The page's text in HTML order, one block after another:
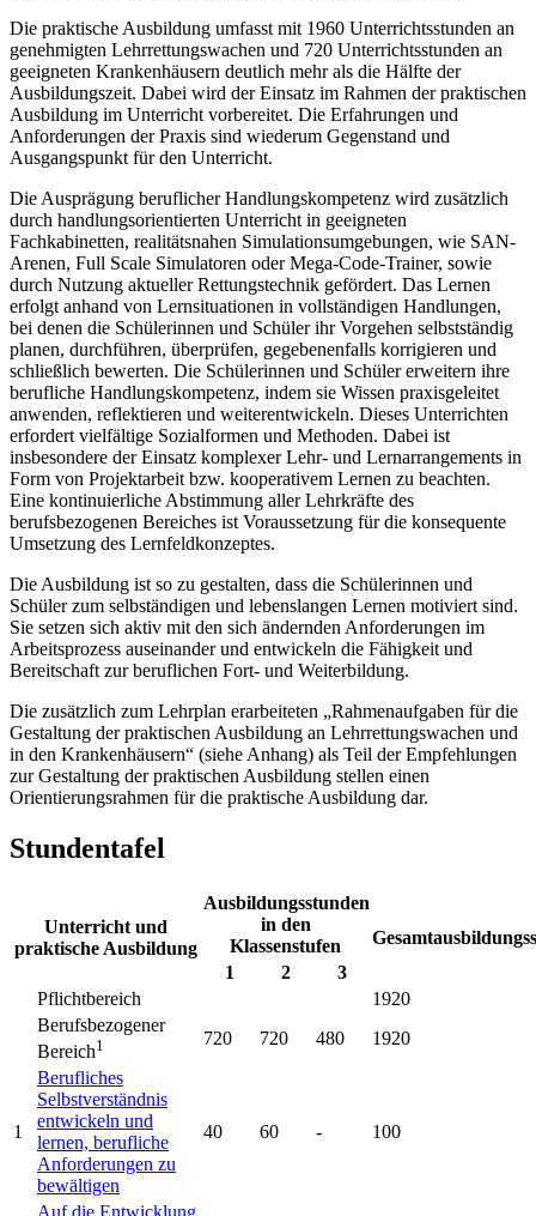
Die praktische Ausbildung umfasst mit 1960 Unterrichtsstunden an
genehmigten Lehrrettungswachen und 720 Unterrichtsstunden an
geeigneten Krankenhäusern deutlich mehr als die Hälfte der
Ausbildungszeit. Dabei wird der Einsatz im Rahmen der praktischen
Ausbildung im Unterricht vorbereitet. Die Erfahrungen und
Anforderungen der Praxis sind wiederum Gegenstand und
Ausgangspunkt für den Unterricht.
Die Ausprägung beruflicher Handlungskompetenz wird zusätzlich
durch handlungsorientierten Unterricht in geeigneten
Fachkabinetten, realitätsnahen Simulationsumgebungen, wie SAN-
Arenen, Full Scale Simulatoren oder Mega-Code-Trainer, sowie
durch Nutzung aktueller Rettungstechnik gefördert. Das Lernen
erfolgt anhand von Lernsituationen in vollständigen Handlungen,
bei denen die Schülerinnen und Schüler ihr Vorgehen selbstständig
planen, durchführen, überprüfen, gegebenenfalls korrigieren und
schließlich bewerten. Die Schülerinnen und Schüler erweitern ihre
berufliche Handlungskompetenz, indem sie Wissen praxisgeleitet
anwenden, reflektieren und weiterentwickeln. Dieses Unterrichten
erfordert vielfältige Sozialformen und Methoden. Dabei ist
insbesondere der Einsatz komplexer Lehr- und Lernarrangements in
Form von Projektarbeit bzw. kooperativem Lernen zu beachten.
Eine kontinuierliche Abstimmung aller Lehrkräfte des
berufsbezogenen Bereiches ist Voraussetzung für die konsequente
Umsetzung des Lernfeldkonzeptes.
Die Ausbildung ist so zu gestalten, dass die Schülerinnen und
Schüler zum selbständigen und lebenslangen Lernen motiviert sind.
Sie setzen sich aktiv mit den sich ändernden Anforderungen im
Arbeitsprozess auseinander und entwickeln die Fähigkeit und
Bereitschaft zur beruflichen Fort- und Weiterbildung.
Die zusätzlich zum Lehrplan erarbeiteten „Rahmenaufgaben für die
Gestaltung der praktischen Ausbildung an Lehrrettungswachen und
in den Krankenhäusern“ (siehe Anhang) als Teil der Empfehlungen
zur Gestaltung der praktischen Ausbildung stellen einen
Orientierungsrahmen für die praktische Ausbildung dar.
Stundentafel
Unterricht und
praktische Ausbildung
Ausbildungsstunden
in den
Klassenstufen
1
2
3
Pflichtbereich
1920
Berufsbezogener
Bereich1 720 720 480 1920
1
Berufliches
Selbstverständnis
entwickeln und
lernen, berufliche
Anforderungen zu
bewältigen
40 60 - 100
Auf die Entwicklung